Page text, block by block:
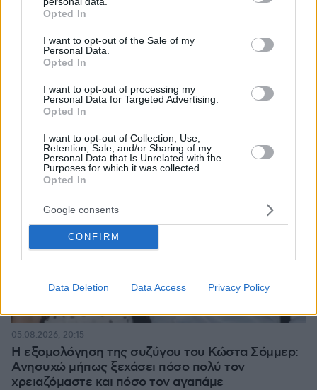
grant or deny consent to Google and its third-party tags to
use your data for below specified purposes in below Google
consent section.
Opted In
I want to opt-out of the Sale of my
Personal Data.
Opted In
I want to opt-out of processing my
Personal Data for Targeted Advertising.
Opted In
I want to opt-out of Collection, Use,
Retention, Sale, and/or Sharing of my
Personal Data that Is Unrelated with the
Purposes for which it was collected.
Opted In
Google consents
CONFIRM
Data Deletion Data Access Privacy Policy
ΤΑ ΠΙΟ ΔΗΜΟΦΙΛΗ
Η εξομολόγηση της συζύγου του Κώστα Σόμμερ:
Ανησυχώ μήπως ξεχάσει πόσο πολύ τον
χρειαζόμαστε και πόσο τον αγαπάμε
05.08.2026, 20:15